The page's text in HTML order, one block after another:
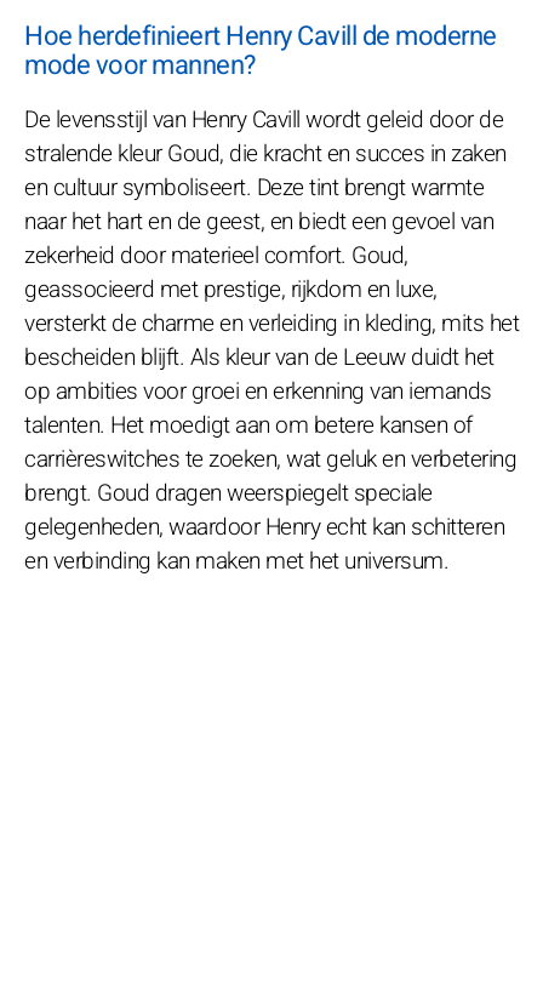
Hoe herdefinieert Henry Cavill de moderne
mode voor mannen?
De levensstijl van Henry Cavill wordt geleid door de
stralende kleur Goud, die kracht en succes in zaken
en cultuur symboliseert. Deze tint brengt warmte
naar het hart en de geest, en biedt een gevoel van
zekerheid door materieel comfort. Goud,
geassocieerd met prestige, rijkdom en luxe,
versterkt de charme en verleiding in kleding, mits het
bescheiden blijft. Als kleur van de Leeuw duidt het
op ambities voor groei en erkenning van iemands
talenten. Het moedigt aan om betere kansen of
carrièreswitches te zoeken, wat geluk en verbetering
brengt. Goud dragen weerspiegelt speciale
gelegenheden, waardoor Henry echt kan schitteren
en verbinding kan maken met het universum.